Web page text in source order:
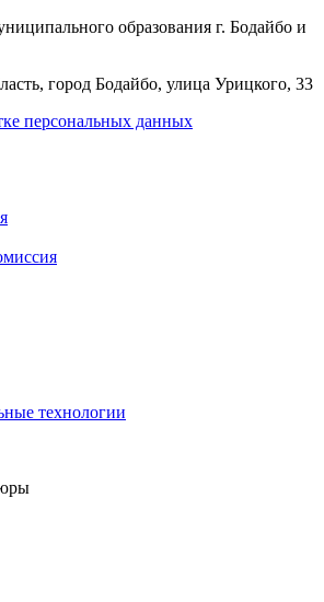
образования г. Бодайбо и
город Бодайбо, улица Урицкого, 33
персональных данных
технологии